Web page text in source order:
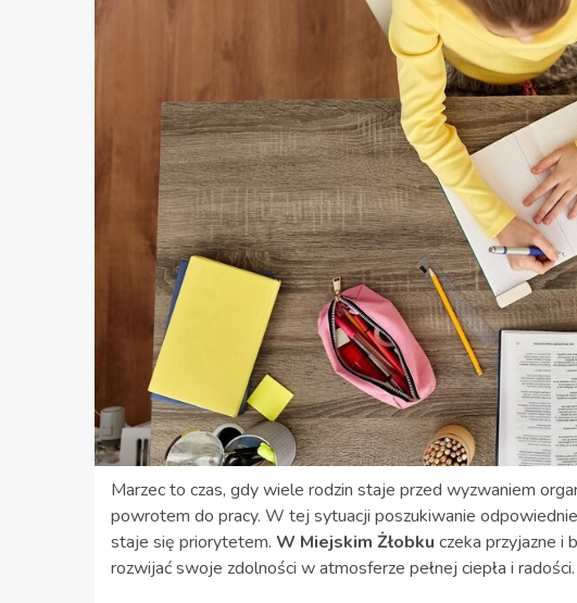
Marzec to czas, gdy wiele rodzin staje przed wyzwaniem
powrotem do pracy. W tej sytuacji poszukiwanie
staje się priorytetem. W Miejskim Żłobku czeka przyjazne i
rozwijać swoje zdolności w atmosferze pełnej ciepła i radości.